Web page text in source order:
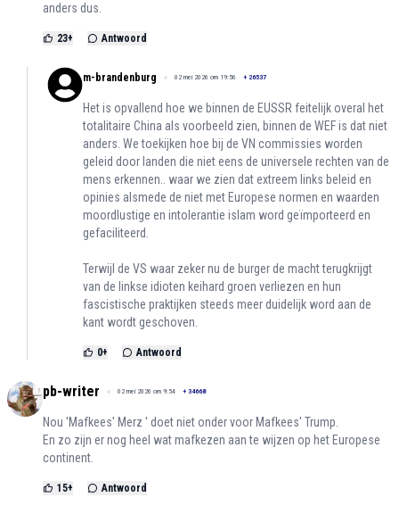
anders dus.
23+ Antwoord
m-brandenburg 02 mei 2026 om 19:56 + 26537
Het is opvallend hoe we binnen de EUSSR feitelijk overal het
totalitaire China als voorbeeld zien, binnen de WEF is dat niet
anders. We toekijken hoe bij de VN commissies worden
geleid door landen die niet eens de universele rechten van de
mens erkennen.. waar we zien dat extreem links beleid en
opinies alsmede de niet met Europese normen en waarden
moordlustige en intolerantie islam word geïmporteerd en
gefaciliteerd.
Terwijl de VS waar zeker nu de burger de macht terugkrijgt
van de linkse idioten keihard groen verliezen en hun
fascistische praktijken steeds meer duidelijk word aan de
kant wordt geschoven.
0+ Antwoord
pb-writer 02 mei 2026 om 9:54 + 34668
Nou 'Mafkees' Merz ' doet niet onder voor Mafkees' Trump.
En zo zijn er nog heel wat mafkezen aan te wijzen op het Europese
continent.
15+ Antwoord